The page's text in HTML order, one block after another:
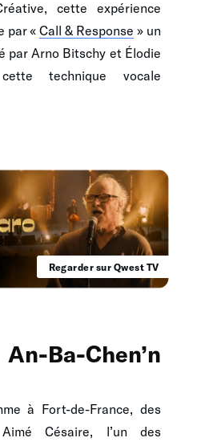
cette expérience
par « Call & Response » un
par Arno Bitschy et Élodie
technique vocale
Regarder sur Qwest TV
Ba-Chen’n
à Fort-de-France, des
Césaire, l’un des